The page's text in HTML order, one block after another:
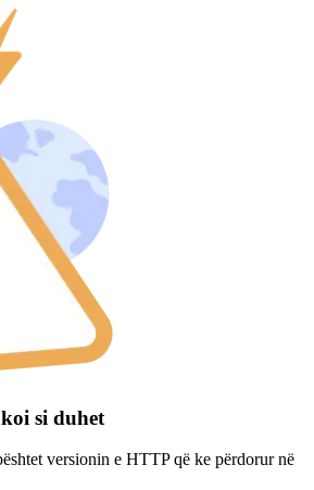
si duhet
versionin e HTTP që ke përdorur në